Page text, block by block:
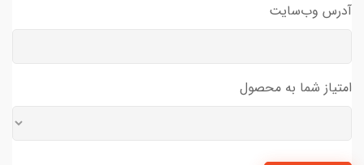
آدرس وب‌سایت
امتیاز شما به محصول